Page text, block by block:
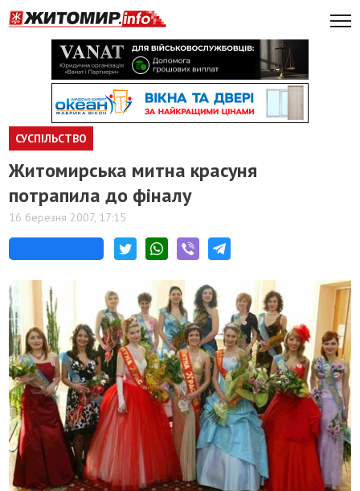
СУСПІЛЬСТВО
Житомирська митна красуня
потрапила до фіналу
16 березня 2007, 17:15